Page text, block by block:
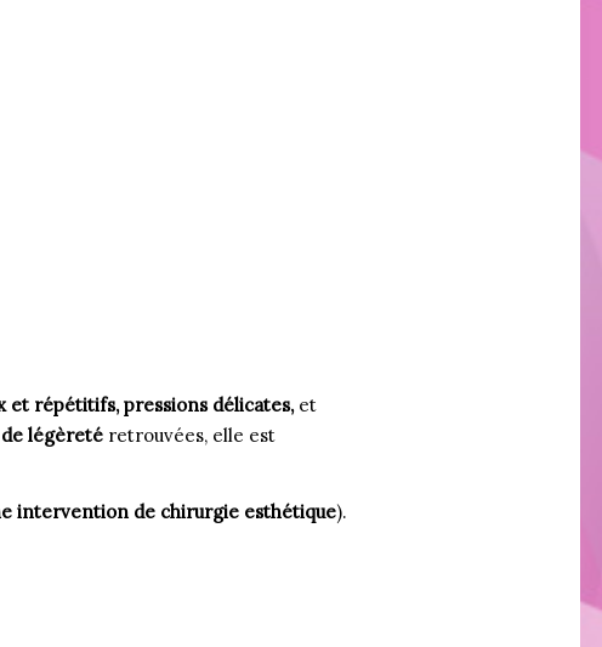
et répétitifs, pressions délicates, et
légèreté retrouvées, elle est
intervention de chirurgie esthétique).